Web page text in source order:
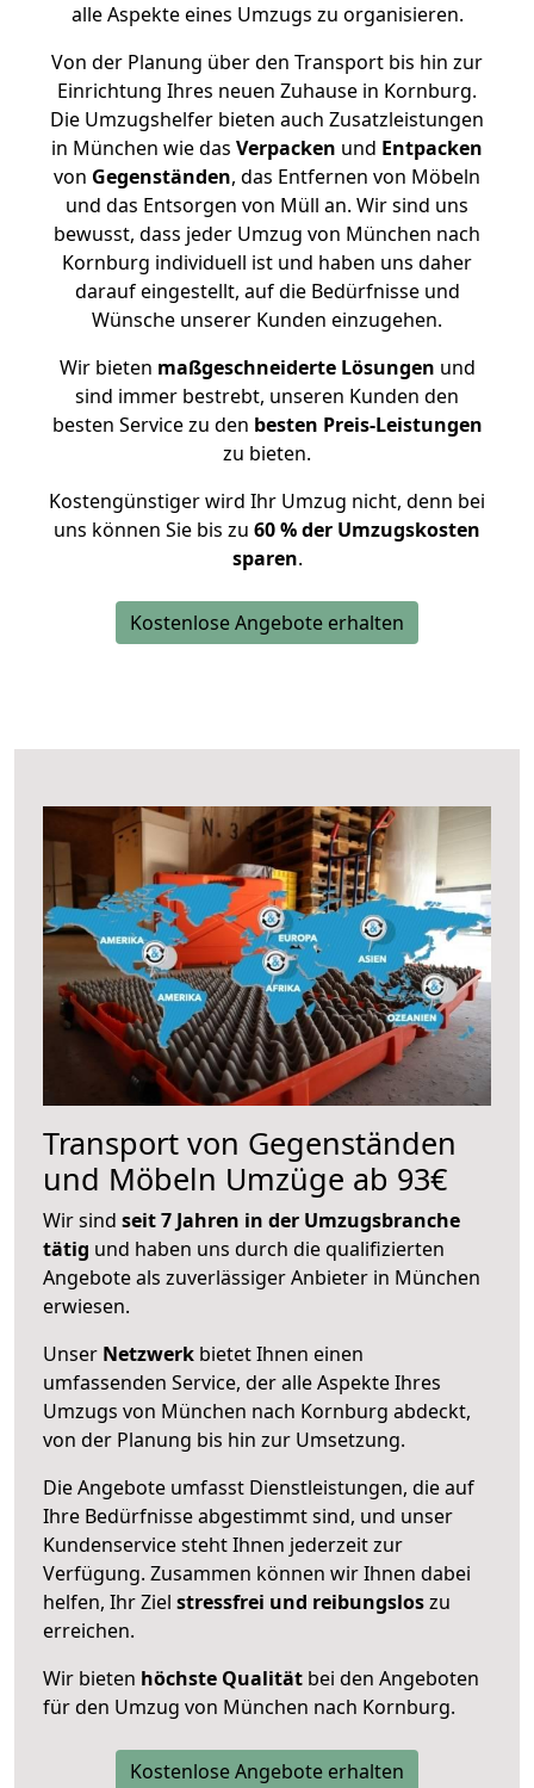
alle Aspekte eines Umzugs zu organisieren.
Von der Planung über den Transport bis hin zur
Einrichtung Ihres neuen Zuhause in Kornburg.
Die Umzugshelfer bieten auch Zusatzleistungen
in München wie das Verpacken und Entpacken
von Gegenständen, das Entfernen von Möbeln
und das Entsorgen von Müll an. Wir sind uns
bewusst, dass jeder Umzug von München nach
Kornburg individuell ist und haben uns daher
darauf eingestellt, auf die Bedürfnisse und
Wünsche unserer Kunden einzugehen.
Wir bieten maßgeschneiderte Lösungen und
sind immer bestrebt, unseren Kunden den
besten Service zu den besten Preis-Leistungen
zu bieten.
Kostengünstiger wird Ihr Umzug nicht, denn bei
uns können Sie bis zu 60 % der Umzugskosten
sparen.
Kostenlose Angebote erhalten
Transport von Gegenständen
und Möbeln Umzüge ab 93€
Wir sind seit 7 Jahren in der Umzugsbranche
tätig und haben uns durch die qualifizierten
Angebote als zuverlässiger Anbieter in München
erwiesen.
Unser Netzwerk bietet Ihnen einen
umfassenden Service, der alle Aspekte Ihres
Umzugs von München nach Kornburg abdeckt,
von der Planung bis hin zur Umsetzung.
Die Angebote umfasst Dienstleistungen, die auf
Ihre Bedürfnisse abgestimmt sind, und unser
Kundenservice steht Ihnen jederzeit zur
Verfügung. Zusammen können wir Ihnen dabei
helfen, Ihr Ziel stressfrei und reibungsloszu
erreichen.
Wir bieten höchste Qualität bei den Angeboten
für den Umzug von München nach Kornburg.
Kostenlose Angebote erhalten